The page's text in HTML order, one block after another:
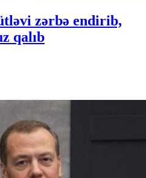
zərbə endirib,
qalıb